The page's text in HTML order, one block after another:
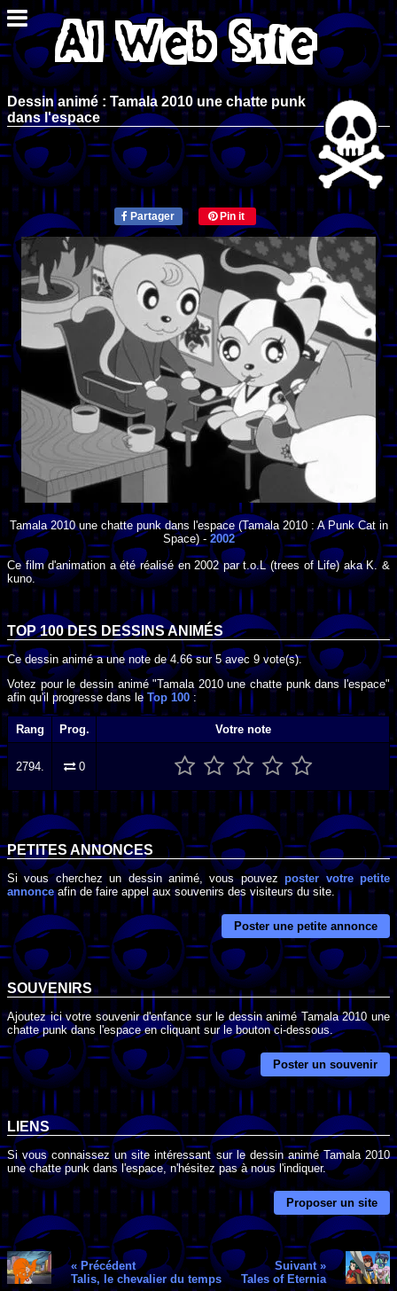
Dessin animé : Tamala 2010 une chatte punk
dans l'espace
Partager Pin it
Tamala 2010 une chatte punk dans l'espace(Tamala 2010 : A Punk Cat in
Space) - 2002
Ce film d'animation a été réalisé en 2002part.o.L (trees of Life) aka K. &
kuno.
TOP 100 DES DESSINS ANIMÉS
Ce dessin animé a une note de4.66sur5avec 9 vote(s).
Votez pour le dessin animé "Tamala 2010 une chatte punk dans l'espace"
afin qu'il progresse dans le Top 100 :
Rang Prog. Votre note
2794. 0
PETITES ANNONCES
Si vous cherchez un dessin animé, vous pouvezposter votre petite
annonceafin de faire appel aux souvenirs des visiteurs du site.
Poster une petite annonce
SOUVENIRS
Ajoutez ici votre souvenir d'enfance sur le dessin animé Tamala 2010 une
chatte punk dans l'espace en cliquant sur le bouton ci-dessous.
Poster un souvenir
LIENS
Si vous connaissez un site intéressant sur le dessin animé Tamala 2010
une chatte punk dans l'espace, n'hésitez pas à nous l'indiquer.
Proposer un site
« Précédent
Talis, le chevalier du temps
Suivant »
Tales of Eternia